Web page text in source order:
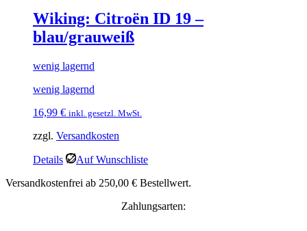
Wiking: Citroën ID 19 –
blau/grauweiß
wenig lagernd
wenig lagernd
16,99 € inkl. gesetzl. MwSt.
zzgl. Versandkosten
Details
Auf Wunschliste
Versandkostenfrei ab 250,00 € Bestellwert.
Zahlungsarten: